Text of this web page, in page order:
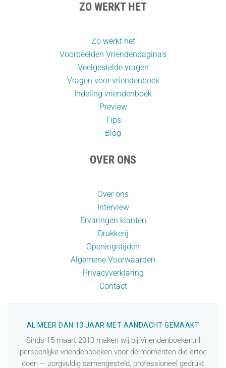
ZO WERKT HET
Zo werkt het
Voorbeelden Vriendenpagina's
Veelgestelde vragen
Vragen voor vriendenboek
Indeling vriendenboek
Preview
Tips
Blog
OVER ONS
Over ons
Interview
Ervaringen klanten
Drukkerij
Openingstijden
Algemene Voorwaarden
Privacyverklaring
Contact
AL MEER DAN 13 JAAR MET AANDACHT GEMAAKT
Sinds 15 maart 2013 maken wij bij Vriendenboeken.nl
persoonlijke vriendenboeken voor de momenten die ertoe
doen — zorgvuldig samengesteld, professioneel gedrukt